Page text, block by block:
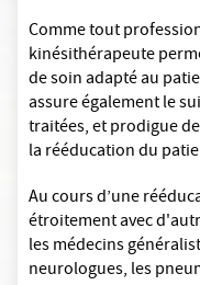
Comme tout
kinésithérapeute
de soin adapté au
assure également le
traitées, et prodigue
la rééducation du
Au cours d’une
étroitement avec
les médecins
neurologues, les